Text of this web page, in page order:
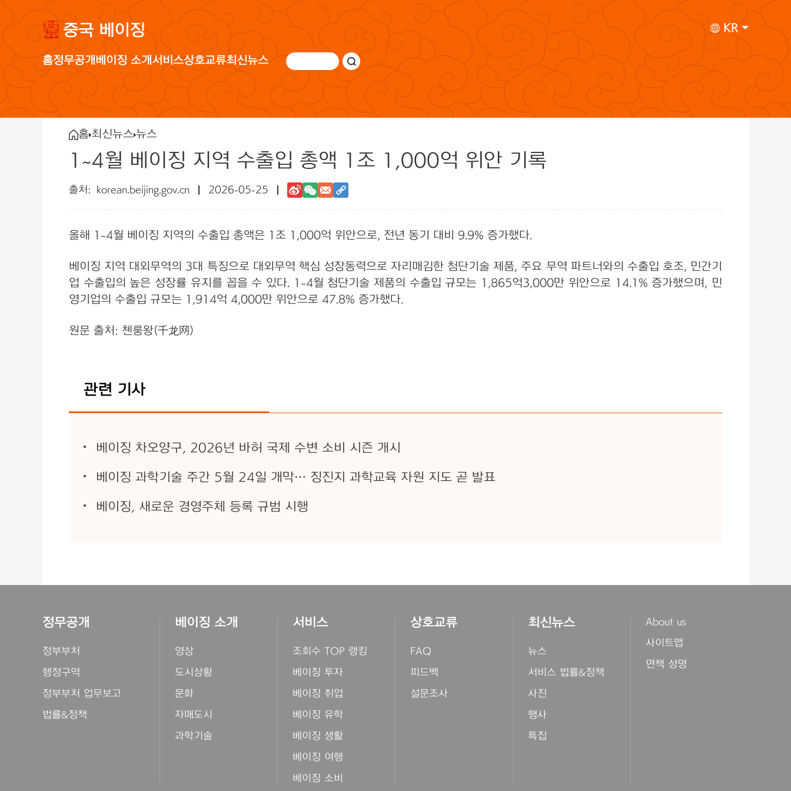
중국 베이징 KR
홈정무공개베이징 소개서비스상호교류최신뉴스
홈 최신뉴스 뉴스
1~4월 베이징 지역 수출입 총액 1조 1,000억 위안 기록
korean.beijing.gov.cn 2026-05-25
올해 1~4월 베이징 지역의 수출입 총액은 1조 1,000억 위안으로, 전년 동기 대비 9.9% 증가했다.
베이징 지역 대외무역의 3대 특징으로 대외무역 핵심 성장동력으로 자리매김한 첨단기술 제품, 주요 무역 파트너와의 수출입 호조, 민간기
업 수출입의 높은 성장률 유지를 꼽을 수 있다. 1~4월 첨단기술 제품의 수출입 규모는 1,865억3,000만 위안으로 14.1% 증가했으며, 민
영기업의 수출입 규모는 1,914억 4,000만 위안으로 47.8% 증가했다.
원문 출처: 쳰룽왕(千龙网）
관련 기사
베이징 차오양구, 2026년 바허 국제 수변 소비 시즌 개시
베이징 과학기술 주간 5월 24일 개막… 징진지 과학교육 자원 지도 곧 발표
베이징, 새로운 경영주체 등록 규범 시행
정무공개
정부부처
행정구역
정부부처 업무보고
법률&정책
베이징 소개
영상
도시상황
문화
자매도시
과학기술
서비스
조회수 TOP 랭킹
베이징 투자
베이징 취업
베이징 유학
베이징 생활
베이징 여행
베이징 소비
상호교류
FAQ
피드백
설문조사
최신뉴스
뉴스
서비스 법률&정책
사진
행사
특집
About us
사이트맵
면책 성명